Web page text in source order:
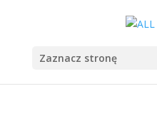
Zaznacz stronę